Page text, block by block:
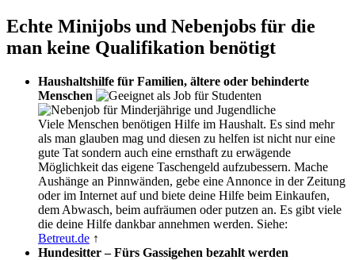
Echte Minijobs und Nebenjobs für die
man keine Qualifikation benötigt
Haushaltshilfe für Familien, ältere oder behinderte
Menschen
Viele Menschen benötigen Hilfe im Haushalt. Es sind mehr
als man glauben mag und diesen zu helfen ist nicht nur eine
gute Tat sondern auch eine ernsthaft zu erwägende
Möglichkeit das eigene Taschengeld aufzubessern. Mache
Aushänge an Pinnwänden, gebe eine Annonce in der Zeitung
oder im Internet auf und biete deine Hilfe beim Einkaufen,
dem Abwasch, beim aufräumen oder putzen an. Es gibt viele
die deine Hilfe dankbar annehmen werden. Siehe:
Betreut.de ↑
Hundesitter – Fürs Gassigehen bezahlt werden